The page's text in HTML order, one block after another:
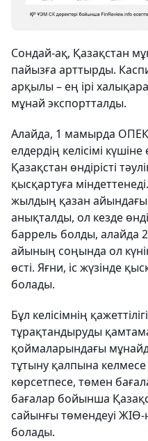
Сондай-ақ, Қазақстан
пайызға арттырды.
арқылы – ең ірі
мұнай экспортталды.
Алайда, 1 мамырда
елдердің келісімі
Қазақстан өндірісті
қысқартуға
жылдың қазан
анықталды, ол кезде
баррель болды, алайда
айының соңында ол
өсті. Яғни, іс жүзінде
болады.
Бұл келісімнің
тұрақтандыруды
қоймаларындағы
тұтыну қалпына
көрсетпесе, төмен
бағалар бойынша
сайынғы төмендеуі ЖІӨ-
болады.